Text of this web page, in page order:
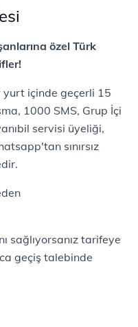
özel Türk
yurt içinde geçerli 15
1000 SMS, Grup İçi
servisi üyeliği,
sınırsız
sağlıyorsanız tarifeye
geçiş talebinde